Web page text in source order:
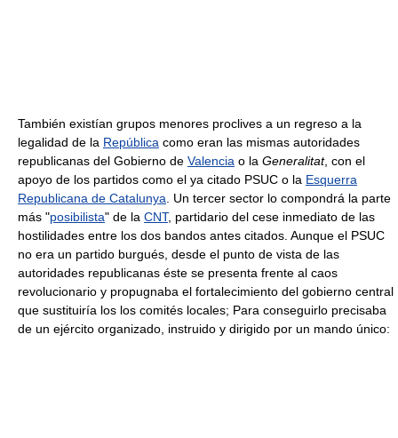
También existían grupos menores proclives a un regreso a la
legalidad de la República como eran las mismas autoridades
republicanas del Gobierno de Valencia o la Generalitat, con el
apoyo de los partidos como el ya citado PSUC o la Esquerra
Republicana de Catalunya . Un tercer sector lo compondrá la parte
más "posibilista" de la CNT, partidario del cese inmediato de las
hostilidades entre los dos bandos antes citados. Aunque el PSUC
no era un partido burgués, desde el punto de vista de las
autoridades republicanas éste se presenta frente al caos
revolucionario y propugnaba el fortalecimiento del gobierno central
que sustituiría los los comités locales; Para conseguirlo precisaba
de un ejército organizado, instruido y dirigido por un mando único: